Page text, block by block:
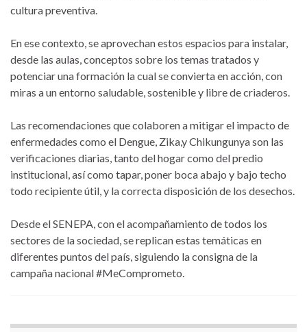
cultura preventiva.
En ese contexto, se aprovechan estos espacios para instalar,
desde las aulas, conceptos sobre los temas tratados y
potenciar una formación la cual se convierta en acción, con
miras a un entorno saludable, sostenible y libre de criaderos.
Las recomendaciones que colaboren a mitigar el impacto de
enfermedades como el Dengue, Zika,y Chikungunya son las
verificaciones diarias, tanto del hogar como del predio
institucional, así como tapar, poner boca abajo y bajo techo
todo recipiente útil, y la correcta disposición de los desechos.
Desde el SENEPA, con el acompañamiento de todos los
sectores de la sociedad, se replican estas temáticas en
diferentes puntos del país, siguiendo la consigna de la
campaña nacional #MeComprometo.